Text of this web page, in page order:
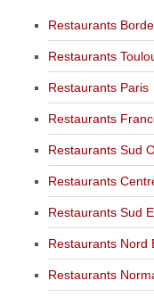
Restaurants
Restaurants
Restaurants Paris
Restaurants
Restaurants Sud
Restaurants
Restaurants Sud
Restaurants Nord
Restaurants